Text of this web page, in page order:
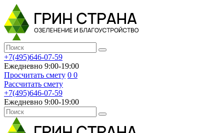
+7(495)646-07-59
Ежедневно 9:00-19:00
Просчитать смету 0 0
Рассчитать смету
+7(495)646-07-59
Ежедневно 9:00-19:00